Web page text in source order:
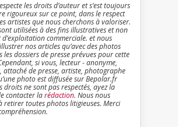
les droits d’auteur et s’est toujours
rigoureux sur ce point, dans le respect
artistes que nous cherchons à valoriser.
utilisées à des fins illustratives et non
commerciale. et nous
nos articles qu’avec des photos
les dossiers de presse prévues pour cette
si vous, lecteur - anonyme,
de presse, artiste, photographe
photo est diffusée sur Bepolar.fr
droits ne sont pas respectés, ayez la
contacter larédaction. Nous nous
retirer toutes photos litigieuses. Merci